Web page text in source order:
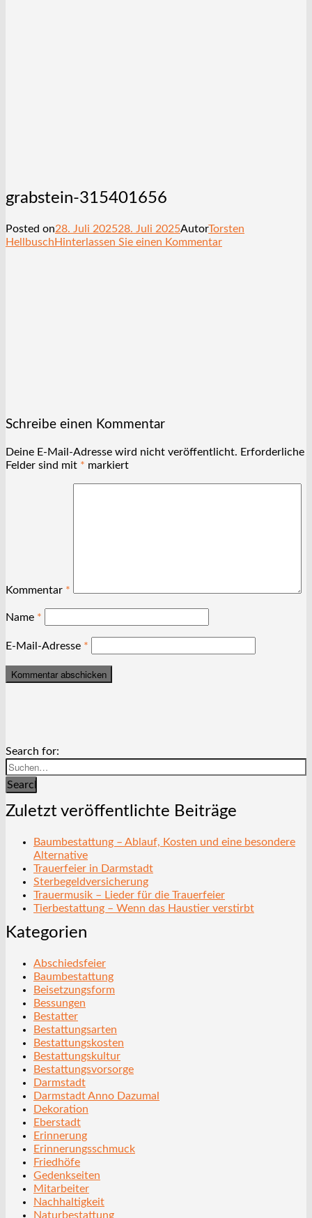
grabstein-315401656
Posted on28. Juli 202528. Juli 2025AutorTorsten
Hellbusch Hinterlassen Sie einen Kommentar
Schreibe einen Kommentar
Deine E-Mail-Adresse wird nicht veröffentlicht. Erforderliche
Felder sind mit * markiert
Kommentar *
Name *
E-Mail-Adresse *
Search for:
Search
Zuletzt veröffentlichte Beiträge
Baumbestattung – Ablauf, Kosten und eine besondere
Alternative
Trauerfeier in Darmstadt
Sterbegeldversicherung
Trauermusik – Lieder für die Trauerfeier
Tierbestattung – Wenn das Haustier verstirbt
Kategorien
Abschiedsfeier
Baumbestattung
Beisetzungsform
Bessungen
Bestatter
Bestattungsarten
Bestattungskosten
Bestattungskultur
Bestattungsvorsorge
Darmstadt
Darmstadt Anno Dazumal
Dekoration
Eberstadt
Erinnerung
Erinnerungsschmuck
Friedhöfe
Gedenkseiten
Mitarbeiter
Nachhaltigkeit
Naturbestattung